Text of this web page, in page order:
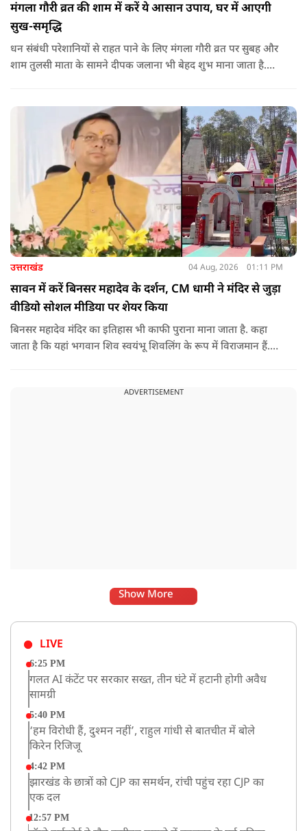
मंगला गौरी व्रत की शाम में करें ये आसान उपाय, घर में आएगी
सुख-समृद्धि
धन संबंधी परेशानियों से राहत पाने के लिए मंगला गौरी व्रत पर सुबह और
शाम तुलसी माता के सामने दीपक जलाना भी बेहद शुभ माना जाता है.
उत्तराखंड 04 Aug, 2026 01:11 PM
सावन में करें बिनसर महादेव के दर्शन, CM धामी ने मंदिर से जुड़ा
वीडियो सोशल मीडिया पर शेयर किया
बिनसर महादेव मंदिर का इतिहास भी काफी पुराना माना जाता है. कहा
जाता है कि यहां भगवान शिव स्वयंभू शिवलिंग के रूप में विराजमान हैं.
का बुलावा होता है, वही यहां तक पहुंच पाता है.
ADVERTISEMENT
Show More
LIVE
6:25 PM
गलत AI कंटेंट पर सरकार सख्त, तीन घंटे में हटानी होगी अवैध
सामग्री
5:40 PM
‘हम विरोधी हैं, दुश्मन नहीं’, राहुल गांधी से बातचीत में बोले
किरेन रिजिजू
4:42 PM
झारखंड के छात्रों को CJP का समर्थन, रांची पहुंच रहा CJP का
एक दल
12:57 PM